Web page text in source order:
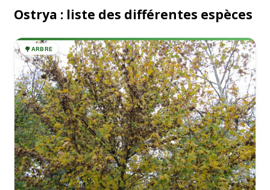
Ostrya : liste des différentes espèces
🌳ARBRE